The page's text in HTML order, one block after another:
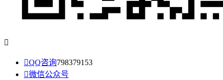

QQ咨询798379153
微信公众号